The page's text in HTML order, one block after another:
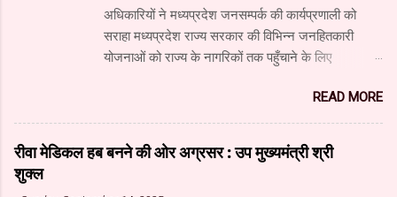
अधिकारियों ने मध्यप्रदेश जनसम्पर्क की कार्यप्रणाली को
सराहा मध्यप्रदेश राज्य सरकार की विभिन्न जनहितकारी
योजनाओं को राज्य के नागरिकों तक पहुँचाने के लिए
उपयोग कर रहा है। यहाँ पारंपरिक माध्यमों के साथ नवीनतम
डिजिटल और सोशल मीडिया का भी प्रभावी ढंग से उपयोग
किया जा रहा है। महाराष्ट्र सरकार के सूचना और जनसंपर्क
महानिदेशालय के वरिष्ठ अधिकारियों के अध्ययन दल ने
READ MORE
रीवा मेडिकल हब बनने की ओर अग्रसर : उप मुख्यमंत्री श्री
शुक्ल